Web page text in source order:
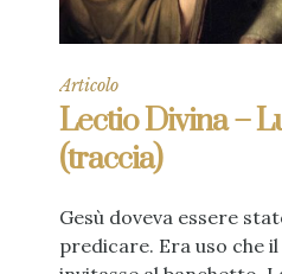
Articolo
Lectio Divina –
(traccia)
Gesù doveva essere
predicare. Era uso che